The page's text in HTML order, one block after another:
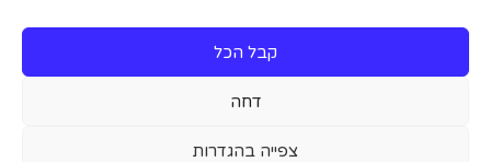
קבל הכל
דחה
צפייה בהגדרות